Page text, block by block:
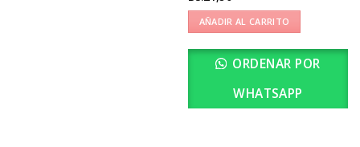
AÑADIR AL CARRITO
ORDENAR POR
WHATSAPP